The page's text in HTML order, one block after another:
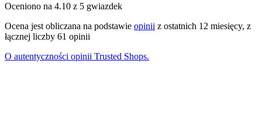
Oceniono na 4.10 z 5 gwiazdek
Ocena jest obliczana na podstawie opinii z ostatnich 12 miesięcy, z
łącznej liczby 61 opinii
O autentyczności opinii Trusted Shops.